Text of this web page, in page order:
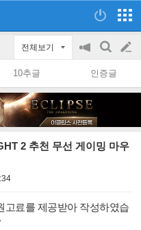
전체보기
공
on/off
검
색
글
쓰
10추글 인증글
2 추천 무선 게이밍 마우
고료를 제공받아 작성하였습